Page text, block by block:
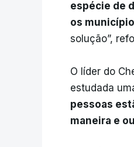
espécie de
os
solução”,
O líder do
estudada
pessoas
maneira e